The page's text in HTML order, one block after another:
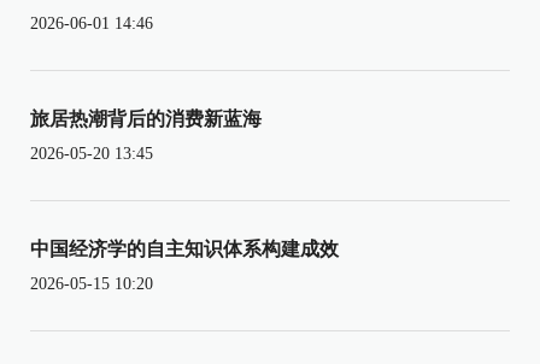
2026-06-01 14:46
旅居热潮背后的消费新蓝海
2026-05-20 13:45
中国经济学的自主知识体系构建成效
2026-05-15 10:20